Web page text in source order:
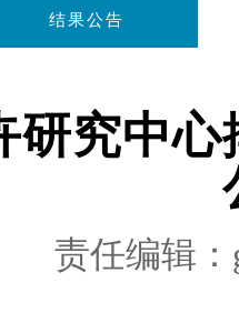
结果公告
研究中
责任编辑